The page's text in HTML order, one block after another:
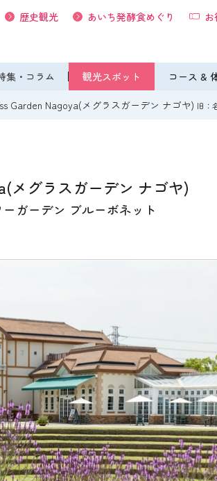
集・コラム 観光スポット コース &
歴史観光 あいち発酵食めぐり
Garden Nagoya(メグラスガーデン ナゴヤ) 旧：
メグラスガーデン ナゴヤ)
ガーデン ブルーボネット